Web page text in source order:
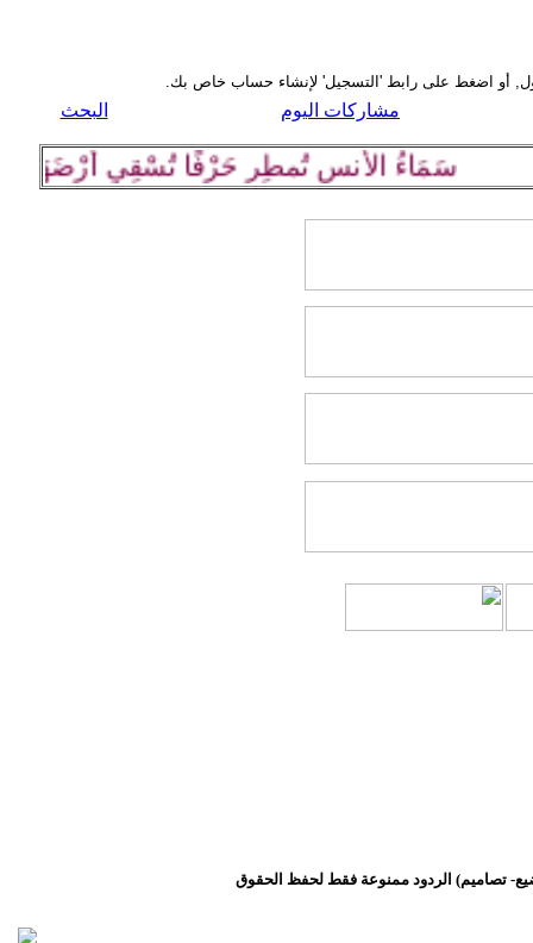
مشاركات اليوم البحث
سَمَاءُ الأُنسِ تُمطِر حَرْفًا تُسْقِي أرْضَهَا
تصاميم) الردود ممنوعة فقط لحفظ الحقوق